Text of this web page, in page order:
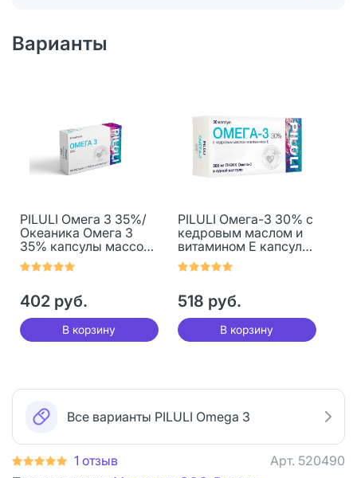
Варианты
PILULI Омега 3 35%/
Океаника Омега 3
35% капсулы массой
1400 мг 30 шт
402 руб.
В корзину
PILULI Омега-3 30% с
кедровым маслом и
витамином E капсулы
массой 1400 мг 30 шт
518 руб.
В корзину
Все варианты PILULI Omega 3
1 отзыв Арт. 520490